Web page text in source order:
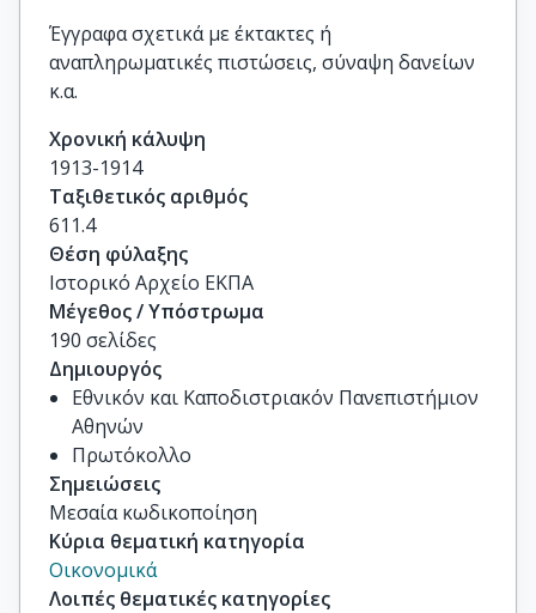
Έγγραφα σχετικά με έκτακτες ή
αναπληρωματικές πιστώσεις, σύναψη δανείων
κ.α.
Χρονική κάλυψη
1913-1914
Ταξιθετικός αριθμός
611.4
Θέση φύλαξης
Ιστορικό Αρχείο ΕΚΠΑ
Μέγεθος / Υπόστρωμα
190 σελίδες
Δημιουργός
Εθνικόν και Καποδιστριακόν Πανεπιστήμιον
Αθηνών
Πρωτόκολλο
Σημειώσεις
Μεσαία κωδικοποίηση
Κύρια θεματική κατηγορία
Οικονομικά
Λοιπές θεματικές κατηγορίες